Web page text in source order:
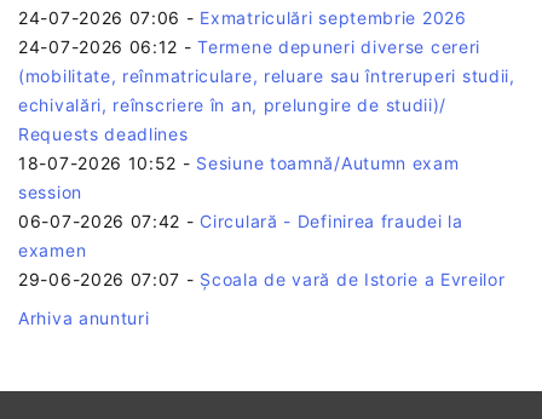
24-07-2026 07:06 - Exmatriculări septembrie 2026
24-07-2026 06:12 -Termene depuneri diverse cereri
(mobilitate, reînmatriculare, reluare sau întreruperi studii,
echivalări, reînscriere în an, prelungire de studii)/
Requests deadlines
18-07-2026 10:52 - Sesiune toamnă/Autumn exam
session
06-07-2026 07:42 - Circulară - Definirea fraudei la
examen
29-06-2026 07:07 - Școala de vară de Istorie a Evreilor
Arhiva anunturi